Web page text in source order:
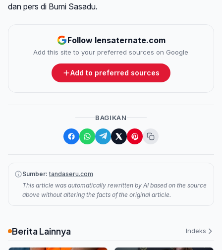
dan pers di Bumi Sasadu.
Follow lensaternate.com
Add this site to your preferred sources on Google
Add to preferred sources
BAGIKAN
Sumber: tandaseru.com
This article was automatically rewritten by AI based on the source
above without altering the facts of the original article.
Berita Lainnya Indeks